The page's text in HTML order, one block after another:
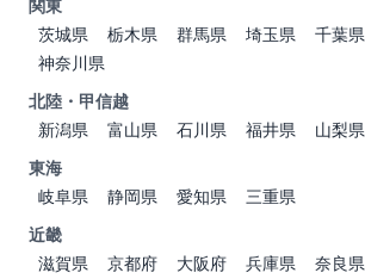
関東
茨城県
栃木県 群馬県 埼玉県 千葉県
神奈川県
北陸・甲信越
新潟県
富山県 石川県 福井県 山梨県
東海
岐阜県
静岡県 愛知県
三重県
近畿
滋賀県
京都府 大阪府 兵庫県 奈良県